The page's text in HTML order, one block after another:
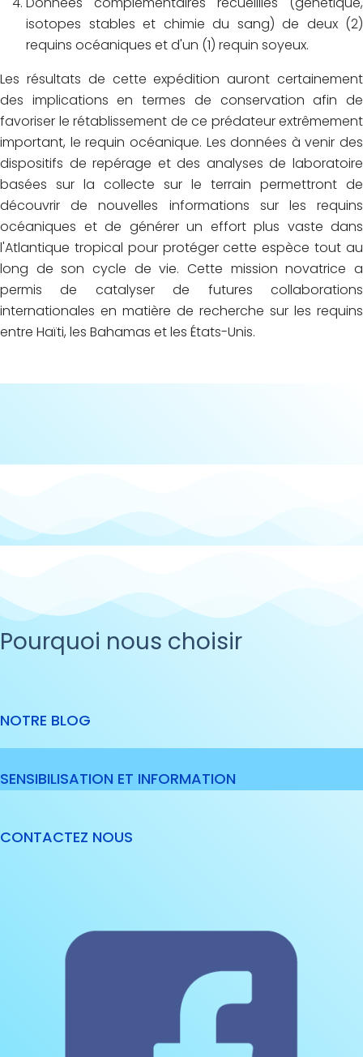
isotopes stables et chimie du sang) de deux (2)
requins océaniques et d'un (1) requin soyeux.
Les résultats de cette expédition auront certainement
des implications en termes de conservation afin de
favoriser le rétablissement de ce prédateur extrêmement
important, le requin océanique. Les données à venir des
dispositifs de repérage et des analyses de laboratoire
basées sur la collecte sur le terrain permettront de
découvrir de nouvelles informations sur les requins
océaniques et de générer un effort plus vaste dans
l'Atlantique tropical pour protéger cette espèce tout au
long de son cycle de vie. Cette mission novatrice a
permis de catalyser de futures collaborations
internationales en matière de recherche sur les requins
entre Haïti, les Bahamas et les États-Unis.
Pourquoi nous choisir
NOTRE BLOG
SENSIBILISATION ET INFORMATION
CONTACTEZ NOUS